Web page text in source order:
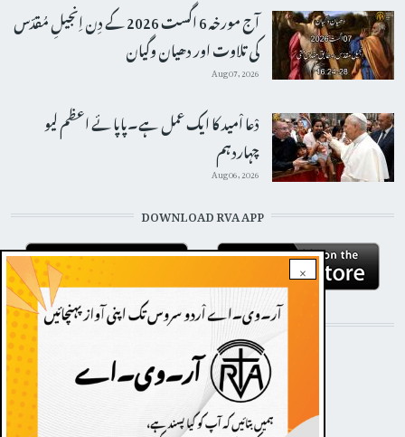
×
آج مورخہ 6 اگست 2026 کے دِن اِنجیلِ مُقدّس
کی تلاوت اور دھیان وگیان
Aug 07, 2026
دْعا اْمید کا ایک عمل ہے۔پاپائے اعظم لیو
چہاردہم
Aug 06, 2026
DOWNLOAD RVA APP
STAY CONNECTED WITH US!